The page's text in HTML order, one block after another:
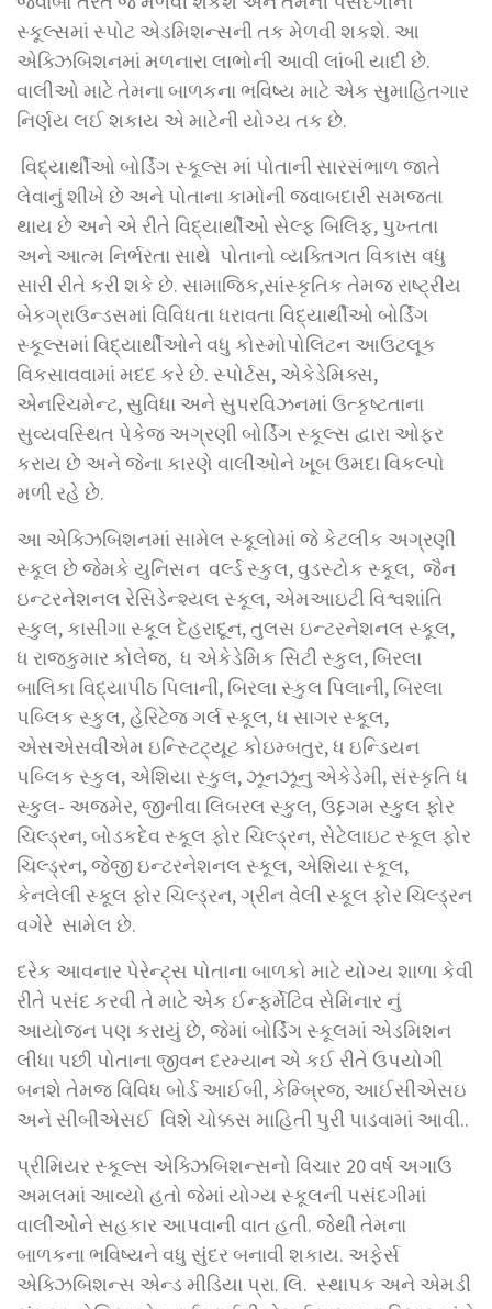
સ્કૂલ્સમાં સ્પોટ એડમિશન્સની તક મેળવી શકશે. આ
એક્ઝિબિશનમાં મળનારા લાભોની આવી લાંબી યાદી છે.
વાલીઓ માટે તેમના બાળકના ભવિષ્ય માટે એક સુમાહિતગાર
નિર્ણય લઈ શકાય એ માટેની યોગ્ય તક છે.
વિદ્યાર્થીઓ બોર્ડિંગ સ્કૂલ્સ માં પોતાની સારસંભાળ જાતે
લેવાનું શીખે છે અને પોતાના કામોની જવાબદારી સમજતા
થાય છે અને એ રીતે વિદ્યાર્થીઓ સેલ્ફ બિલિફ, પુખ્તતા
અને આત્મ નિર્ભરતા સાથે પોતાનો વ્યક્તિગત વિકાસ વધુ
સારી રીતે કરી શકે છે. સામાજિક,સાંસ્કૃતિક તેમજ રાષ્ટ્રીય
બેકગ્રાઉન્ડસમાં વિવિધતા ધરાવતા વિદ્યાર્થીઓ બોર્ડિંગ
સ્કૂલ્સમાં વિદ્યાર્થીઓને વધુ કોસ્મોપોલિટન આઉટલૂક
વિકસાવવામાં મદદ કરે છે. સ્પોર્ટસ, એકેડેમિક્સ,
એનરિચમેન્ટ, સુવિધા અને સુપરવિઝનમાં ઉત્કૃષ્ટતાના
સુવ્યવસ્થિત પેકેજ અગ્રણી બોર્ડિંગ સ્કૂલ્સ દ્વારા ઓફર
કરાય છે અને જેના કારણે વાલીઓને ખૂબ ઉમદા વિકલ્પો
મળી રહે છે.
આ એક્ઝિબિશનમાં સામેલ સ્કૂલોમાં જે કેટલીક અગ્રણી
સ્કૂલ છે જેમકે યુનિસન વર્લ્ડ સ્કુલ, વુડસ્ટોક સ્કૂલ, જૈન
ઇન્ટરનેશનલ રેસિડેન્શ્યલ સ્કૂલ, એમઆઇટી વિશ્વશાંતિ
સ્કુલ, કાસીંગા સ્કૂલ દેહરાદૂન, તુલસ ઇન્ટરનેશનલ સ્કૂલ,
ધ રાજકુમાર કોલેજ, ધ એકેડેમિક સિટી સ્કુલ, બિરલા
બાલિકા વિદ્યાપીઠ પિલાની, બિરલા સ્કુલ પિલાની, બિરલા
પબ્લિક સ્કુલ, હેરિટેજ ગર્લ સ્કૂલ, ધ સાગર સ્કૂલ,
એસએસવીએમ ઇન્સ્ટિટ્યૂટ કોઇમ્બતુર, ધ ઇન્ડિયન
પબ્લિક સ્કુલ, એશિયા સ્કુલ, ઝૂનઝૂનુ એકેડેમી, સંસ્કૃતિ ધ
સ્કુલ- અજમેર, જીનીવા લિબરલ સ્કુલ, ઉદ્દગમ સ્કુલ ફોર
ચિલ્ડ્રન, બોડકદેવ સ્કૂલ ફોર ચિલ્ડ્રન, સેટેલાઇટ સ્કૂલ ફોર
ચિલ્ડ્રન, જેજી ઇન્ટરનેશનલ સ્કૂલ, એશિયા સ્કૂલ,
કેનલેલી સ્કૂલ ફોર ચિલ્ડ્રન, ગ્રીન વેલી સ્કૂલ ફોર ચિલ્ડ્રન
વગેરે સામેલ છે.
દરેક આવનાર પેરેન્ટ્સ પોતાના બાળકો માટે યોગ્ય શાળા કેવી
રીતે પસંદ કરવી તે માટે એક ઈન્ફર્મેટિવ સેમિનાર નું
આયોજન પણ કરાયું છે, જેમાં બોર્ડિંગ સ્કૂલમાં એડમિશન
લીધા પછી પોતાના જીવન દરમ્યાન એ કઈ રીતે ઉપયોગી
બનશે તેમજ વિવિધ બોર્ડ આઈબી, કેમ્બ્રિજ, આઈસીએસઇ
અને સીબીએસઈ વિશે ચોક્કસ માહિતી પુરી પાડવામાં આવી..
પ્રીમિયર સ્કૂલ્સ એક્ઝિબિશન્સનો વિચાર 20 વર્ષ અગાઉ
અમલમાં આવ્યો હતો જેમાં યોગ્ય સ્કૂલની પસંદગીમાં
વાલીઓને સહકાર આપવાની વાત હતી. જેથી તેમના
બાળકના ભવિષ્યને વધુ સુંદર બનાવી શકાય. અફેર્સ
એક્ઝિબિશન્સ એન્ડ મીડિયા પ્રા. લિ. સ્થાપક અને એમડી